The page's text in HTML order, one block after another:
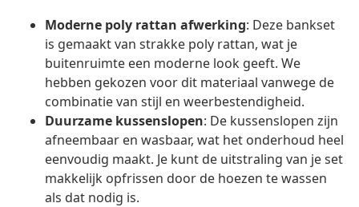
Moderne poly rattan afwerking: Deze bankset
is gemaakt van strakke poly rattan, wat je
buitenruimte een moderne look geeft. We
hebben gekozen voor dit materiaal vanwege de
combinatie van stijl en weerbestendigheid.
Duurzame kussenslopen: De kussenslopen zijn
afneembaar en wasbaar, wat het onderhoud heel
eenvoudig maakt. Je kunt de uitstraling van je set
makkelijk opfrissen door de hoezen te wassen
als dat nodig is.